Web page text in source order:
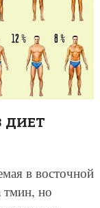
ДИЕТ
в восточной
тмин, но